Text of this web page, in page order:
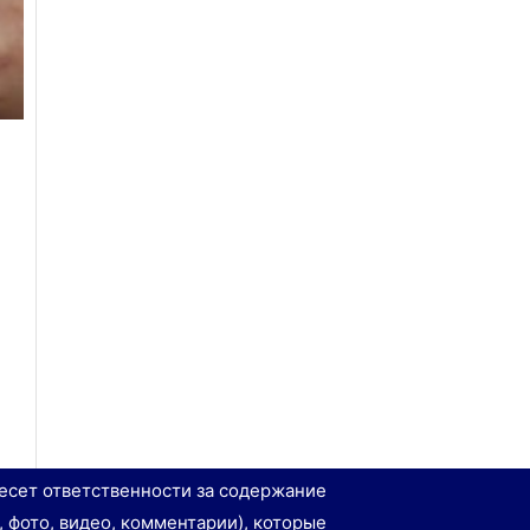
ответственности за содержание
фото, видео, комментарии), которые